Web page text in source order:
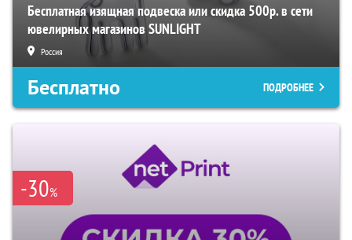
Бесплатная изящная подвеска или скидка 500р. в сети
ювелирных магазинов SUNLIGHT
Россия
Бесплатно ПОДРОБНЕЕ
-30%